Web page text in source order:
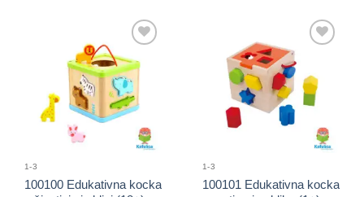
Sačuvaj
proizvod
1-3
100100 Edukativna kocka
proizvod
1-3
100101 Edukativna kocka